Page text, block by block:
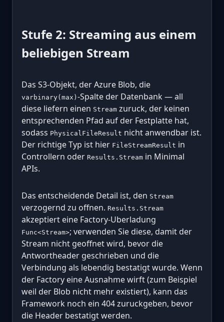
Stufe 2: Streaming aus einem
beliebigen Stream
Das S3-Objekt, der Azure Blob, die
varbinary(max) -Spalte der Datenbank — all
diese liefern einen Stream zuruck, der keinen
entsprechenden Pfad auf der Festplatte hat,
sodass PhysicalFileResult nicht anwendbar ist.
Der richtige Typ ist hier FileStreamResult in
Controllern oder Results.Stream in Minimal
APIs.
Das entscheidende Detail ist, den Stream
verzogernd zu offnen. Results.Stream
akzeptiert eine Factory-Uberladung
Func<Stream>; verwenden Sie diese, damit der
Stream nicht geoffnet wird, bevor die
Antwortheader geschrieben und die
Verbindung als lebendig bestatigt wurde. Wenn
der Factory eine Ausnahme wirft (zum Beispiel
weil der Blob nicht mehr existiert), kann das
Framework noch ein 404 zuruckgeben, bevor
die Header bestatigt werden.